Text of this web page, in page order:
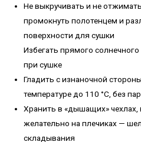
Не выкручивать и не
промокнуть полотенцем и
поверхности для сушки
Избегать прямого
при сушке
Гладить с изнаночной
температуре до 110 °C, без
Хранить в «дышащих» чехлах,
желательно на плечиках —
складывания